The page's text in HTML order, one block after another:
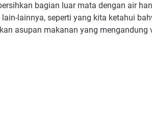
bagian luar mata dengan air
lainnya, seperti yang kita ketahui
asupan makanan yang mengandung